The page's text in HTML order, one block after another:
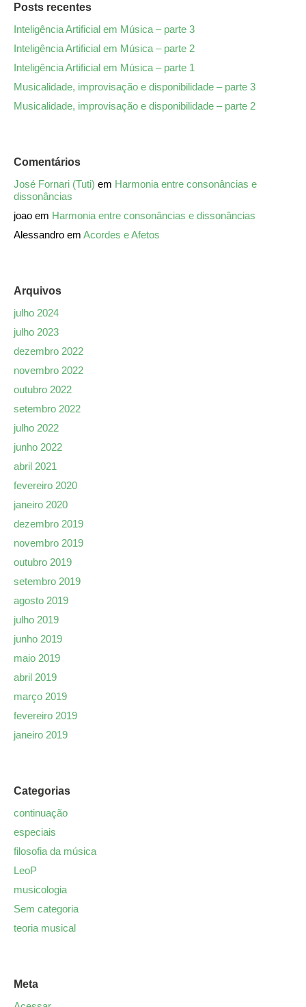
Posts recentes
Inteligência Artificial em Música – parte 3
Inteligência Artificial em Música – parte 2
Inteligência Artificial em Música – parte 1
Musicalidade, improvisação e disponibilidade – parte 3
Musicalidade, improvisação e disponibilidade – parte 2
Comentários
José Fornari (Tuti) em Harmonia entre consonâncias e
dissonâncias
joao em Harmonia entre consonâncias e dissonâncias
Alessandro em Acordes e Afetos
Arquivos
julho 2024
julho 2023
dezembro 2022
novembro 2022
outubro 2022
setembro 2022
julho 2022
junho 2022
abril 2021
fevereiro 2020
janeiro 2020
dezembro 2019
novembro 2019
outubro 2019
setembro 2019
agosto 2019
julho 2019
junho 2019
maio 2019
abril 2019
março 2019
fevereiro 2019
janeiro 2019
Categorias
continuação
especiais
filosofia da música
LeoP
musicologia
Sem categoria
teoria musical
Meta